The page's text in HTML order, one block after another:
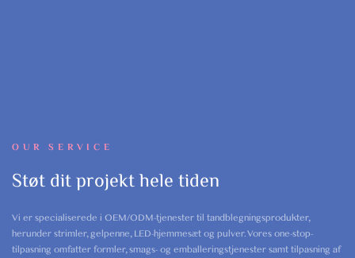
OUR SERVICE
Støt dit projekt hele tiden
Vi er specialiserede i OEM/ODM-tjenester til tandblegningsprodukter,
herunder strimler, gelpenne, LED-hjemmesæt og pulver. Vores one-stop-
tilpasning omfatter formler, smags- og emballeringstjenester samt tilpasning af